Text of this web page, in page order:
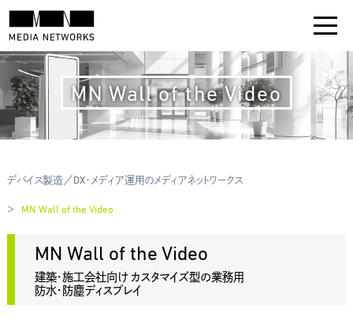
MN Wall of the Video
デバイス製造／DX・メディア運用のメディアネットワークス
MN Wall of the Video
MN Wall of the Video
建築・施工会社向け カスタマイズ型の業務用
防水・防塵ディスプレイ